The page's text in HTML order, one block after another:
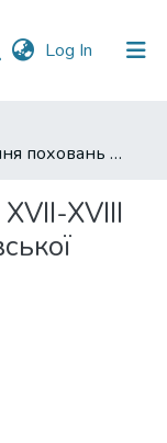
Log In (current)
Дослідження поховань XVII-XVIII ст. з некрополя Кирилівської церкви
XVIII